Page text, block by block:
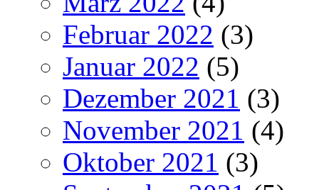
Februar 2022 (3)
Januar 2022 (5)
Dezember 2021 (3)
November 2021 (4)
Oktober 2021 (3)